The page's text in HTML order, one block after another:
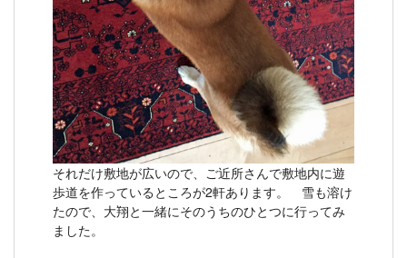
それだけ敷地が広いので、ご近所さんで敷地内に遊
歩道を作っているところが2軒あります。 雪も溶け
たので、大翔と一緒にそのうちのひとつに行ってみ
ました。